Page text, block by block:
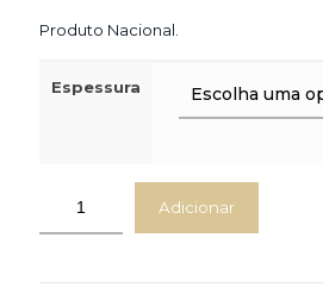
Produto Nacional.
Espessura
Adicionar